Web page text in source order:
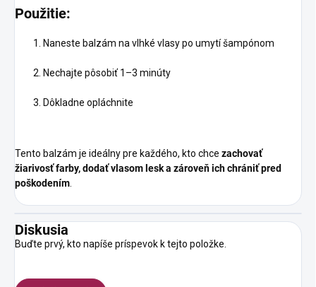
Použitie:
Naneste balzám na vlhké vlasy po umytí šampónom
Nechajte pôsobiť 1–3 minúty
Dôkladne opláchnite
Tento balzám je ideálny pre každého, kto chce zachovať
žiarivosť farby, dodať vlasom lesk a zároveň ich chrániť pred
poškodením.
Diskusia
Buďte prvý, kto napíše príspevok k tejto položke.